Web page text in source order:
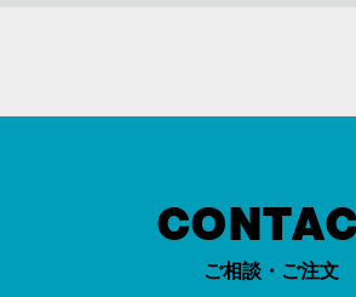
ご相談・ご注文